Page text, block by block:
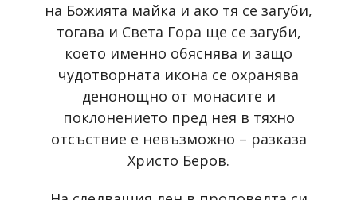
на Божията майка и ако тя се загуби,
тогава и Света Гора ще се загуби,
което именно обяснява и защо
чудотворната икона се охранява
денонощно от монасите и
поклонението пред нея в тяхно
отсъствие е невъзможно – разказа
Христо Беров.